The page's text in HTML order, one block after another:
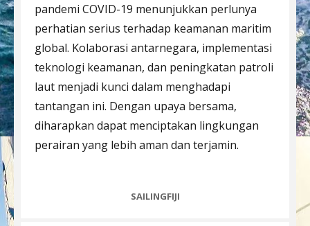
pandemi COVID-19 menunjukkan perlunya
perhatian serius terhadap keamanan maritim
global. Kolaborasi antarnegara, implementasi
teknologi keamanan, dan peningkatan patroli
laut menjadi kunci dalam menghadapi
tantangan ini. Dengan upaya bersama,
diharapkan dapat menciptakan lingkungan
perairan yang lebih aman dan terjamin.
CATEGORIES
SAILINGFIJI